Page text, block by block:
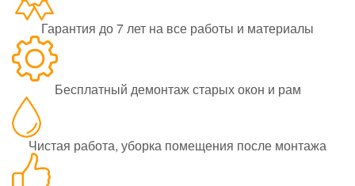
Гарантия до 7 лет на все работы и материалы
Бесплатный демонтаж старых окон и рам
Чистая работа, уборка помещения после монтажа